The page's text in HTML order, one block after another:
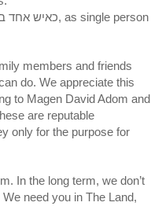
members and friends
do. We appreciate this
to Magen David Adom and
are reputable
only for the purpose for
In the long term, we don’t
We need you in The Land,